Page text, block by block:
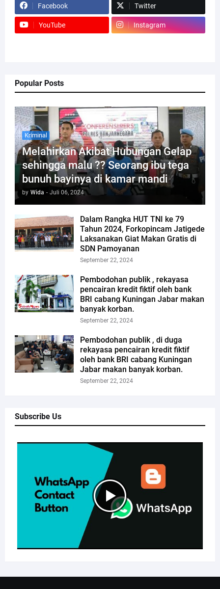
Facebook Twitter
YouTube Instagram
Popular Posts
Kriminal
Melahirkan Akibat Hubungan Gelap
sehingga malu ?? Seorang ibu tega
bunuh bayinya di kamar mandi
by Wida - Juli 06, 2024
Dalam Rangka HUT TNI ke 79
Tahun 2024, Forkopincam Jatigede
Laksanakan Giat Makan Gratis di
SDN Pamoyanan
September 22, 2024
Pembodohan publik , rekayasa
pencairan kredit fiktif oleh bank
BRI cabang Kuningan Jabar makan
banyak korban.
September 22, 2024
Pembodohan publik , di duga
rekayasa pencairan kredit fiktif
oleh bank BRI cabang Kuningan
Jabar makan banyak korban.
September 22, 2024
Subscribe Us